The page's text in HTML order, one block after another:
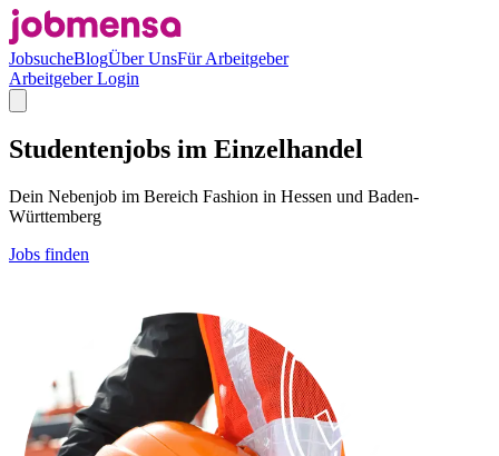
JobsucheBlogÜber UnsFür Arbeitgeber
Arbeitgeber Login
Studentenjobs im Einzelhandel
Dein Nebenjob im Bereich Fashion in Hessen und Baden-
Württemberg
Jobs finden